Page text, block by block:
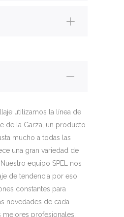
utilizamos la línea de
de la Garza, un producto
mucho a todas las
una gran variedad de
equipo SPEL nos
de tendencia por eso
constantes para
novedades de cada
profesionales.